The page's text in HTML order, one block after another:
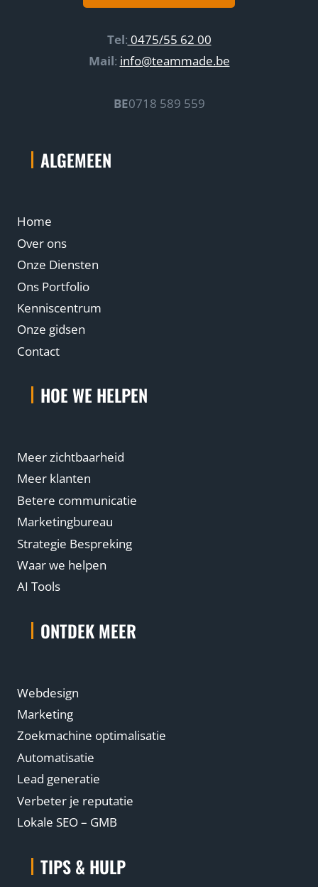
Tel: 0475/55 62 00
Mail: info@teammade.be
BE0718 589 559
ALGEMEEN
Home
Over ons
Onze Diensten
Ons Portfolio
Kenniscentrum
Onze gidsen
Contact
HOE WE HELPEN
Meer zichtbaarheid
Meer klanten
Betere communicatie
Marketingbureau
Strategie Bespreking
Waar we helpen
AI Tools
ONTDEK MEER
Webdesign
Marketing
Zoekmachine optimalisatie
Automatisatie
Lead generatie
Verbeter je reputatie
Lokale SEO – GMB
TIPS & HULP